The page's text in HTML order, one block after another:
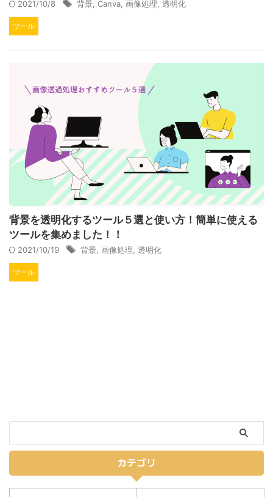
2021/10/8 背景, Canva, 画像処理, 透明化
ツール
背景を透明化するツール５選と使い方！簡単に使える
ツールを集めました！！
2021/10/19 背景, 画像処理, 透明化
ツール
カテゴリ